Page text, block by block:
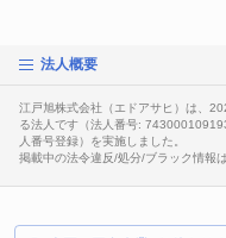
法人概要
江戸旭株式会社（エドアサヒ）は、
る法人です（法人番号:
人番号登録）を実施しました。
掲載中の法令違反/処分/ブラック情報